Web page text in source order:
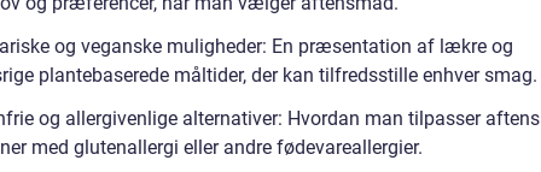
og veganske muligheder: En præsentation af lækre og
plantebaserede måltider, der kan tilfredsstille enhver smag.
og allergivenlige alternativer: Hvordan man tilpasser
med glutenallergi eller andre fødevareallergier.